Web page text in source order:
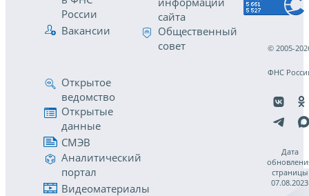
России
Вакансии
сайта
Общественный
совет
Открытое
ведомство
Открытые
данные
СМЭВ
Аналитический
портал
Видеоматериалы
© 2005-
ФНС
Дата
страницы
07.08.2023